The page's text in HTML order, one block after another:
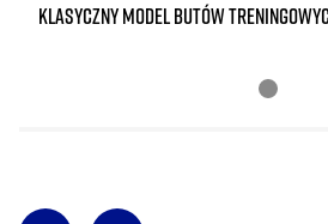
KLASYCZNY MODEL BUTÓW